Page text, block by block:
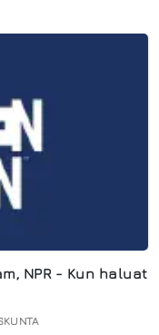
NPR - Kun haluat